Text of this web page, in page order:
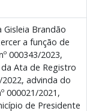
Gisleia Brandão
a função de
000343/2023,
Ata de Registro
2022, advinda do
000021/2021,
de Presidente